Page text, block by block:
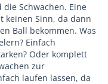
Schwachen. Eine
keinen Sinn, da dann
Ball bekommen. Was
Einfach
Oder komplett
zur
laufen lassen, da